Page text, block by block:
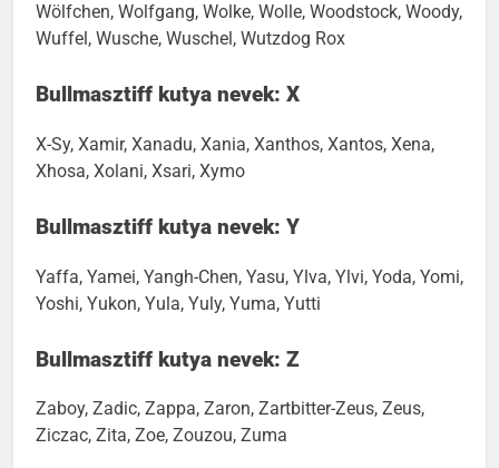
Wölfchen, Wolfgang, Wolke, Wolle, Woodstock, Woody,
Wuffel, Wusche, Wuschel, Wutzdog Rox
Bullmasztiff kutya nevek: X
X-Sy, Xamir, Xanadu, Xania, Xanthos, Xantos, Xena,
Xhosa, Xolani, Xsari, Xymo
Bullmasztiff kutya nevek: Y
Yaffa, Yamei, Yangh-Chen, Yasu, Ylva, Ylvi, Yoda, Yomi,
Yoshi, Yukon, Yula, Yuly, Yuma, Yutti
Bullmasztiff kutya nevek: Z
Zaboy, Zadic, Zappa, Zaron, Zartbitter-Zeus, Zeus,
Ziczac, Zita, Zoe, Zouzou, Zuma